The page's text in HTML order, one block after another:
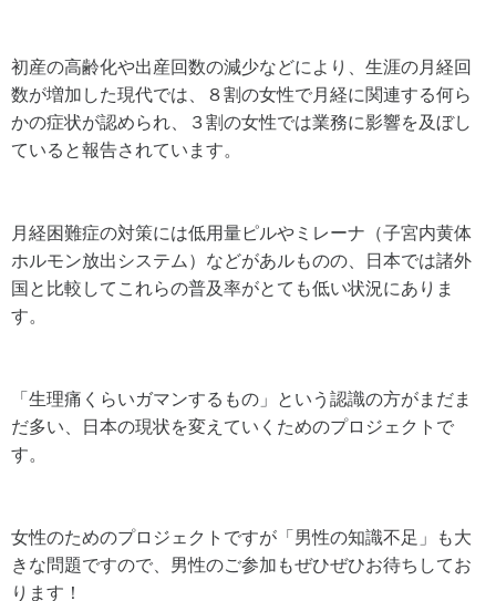
初産の高齢化や出産回数の減少などにより、生涯の月経回
数が増加した現代では、８割の女性で月経に関連する何ら
かの症状が認められ、３割の女性では業務に影響を及ぼし
ていると報告されています。
月経困難症の対策には低用量ピルやミレーナ（子宮内黄体
ホルモン放出システム）などがあルものの、日本では諸外
国と比較してこれらの普及率がとても低い状況にありま
す。
「生理痛くらいガマンするもの」という認識の方がまだま
だ多い、日本の現状を変えていくためのプロジェクトで
す。
女性のためのプロジェクトですが「男性の知識不足」も大
きな問題ですので、男性のご参加もぜひぜひお待ちしてお
ります！